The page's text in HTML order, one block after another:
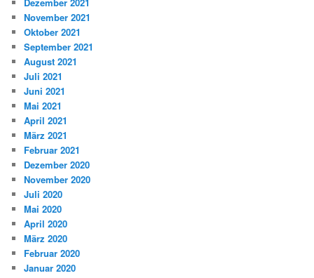
November 2021
Oktober 2021
September 2021
August 2021
Juli 2021
Juni 2021
Mai 2021
April 2021
März 2021
Februar 2021
Dezember 2020
November 2020
Juli 2020
Mai 2020
April 2020
März 2020
Februar 2020
Januar 2020